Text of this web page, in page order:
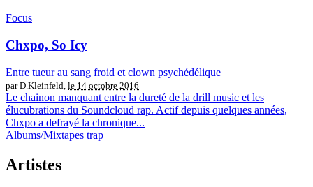
Focus
Chxpo, So Icy
Entre tueur au sang froid et clown psychédélique
par D.Kleinfeld, le 14 octobre 2016
Le chainon manquant entre la dureté de la drill music et les
élucubrations du Soundcloud rap. Actif depuis quelques années,
Chxpo a defrayé la chronique...
Albums/Mixtapes trap
Artistes